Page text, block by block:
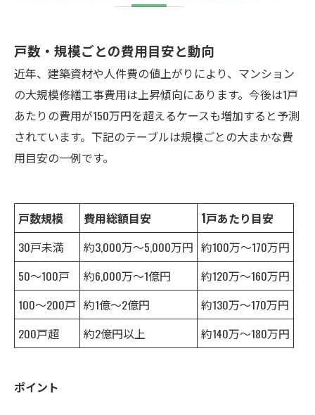
戸数・規模ごとの費用目安と動向
近年、建築資材や人件費の値上がりにより、マンション
の大規模修繕工事費用は上昇傾向にあります。今後は1戸
あたりの費用が150万円を超えるケースも増加すると予測
されています。下記のテーブルは規模ごとの大まかな費
用目安の一例です。
戸数規模 費用総額目安
1戸あたり目安
30戸未満
約3,000万～5,000万円 約100万～170万円
50～100戸
約6,000万～1億円
約120万～160万円
100～200戸 約1億～2億円
約130万～170万円
200戸超
約2億円以上 約140万～180万円
ポイント